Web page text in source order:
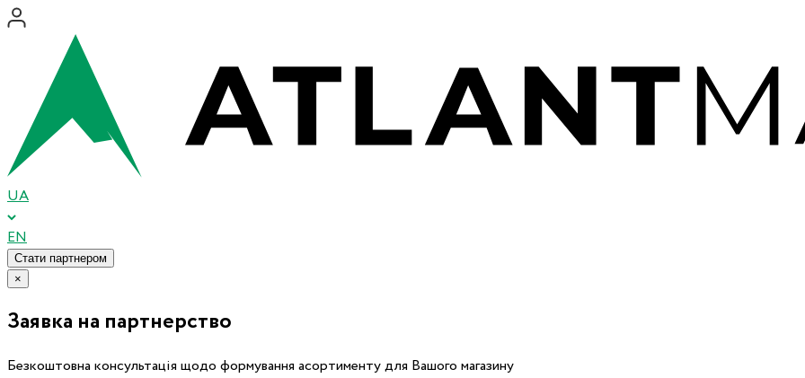
UA
EN
Стати партнером
×
Заявка на партнерство
Безкоштовна консультація щодо формування асортименту для Вашого магазину